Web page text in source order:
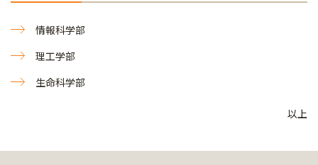
情報科学部
理工学部
生命科学部
以上